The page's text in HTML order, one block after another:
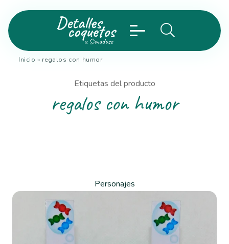
Inicio » regalos con humor
Etiquetas del producto
regalos con humor
Personajes